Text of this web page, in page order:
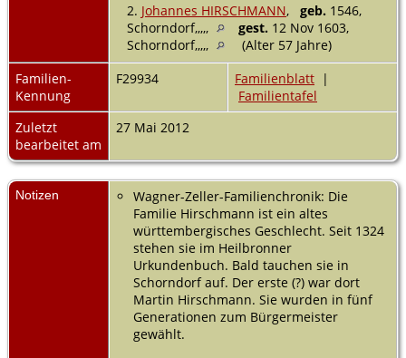
2. Johannes HIRSCHMANN, geb. 1546,
Schorndorf,,,,,
gest. 12 Nov 1603,
Schorndorf,,,,,
(Alter 57 Jahre)
Familien-
Kennung
F29934 Familienblatt |
Familientafel
Zuletzt
bearbeitet am
27 Mai 2012
Notizen
Wagner-Zeller-Familienchronik: Die
Familie Hirschmann ist ein altes
württembergisches Geschlecht. Seit 1324
stehen sie im Heilbronner
Urkundenbuch. Bald tauchen sie in
Schorndorf auf. Der erste (?) war dort
Martin Hirschmann. Sie wurden in fünf
Generationen zum Bürgermeister
gewählt.